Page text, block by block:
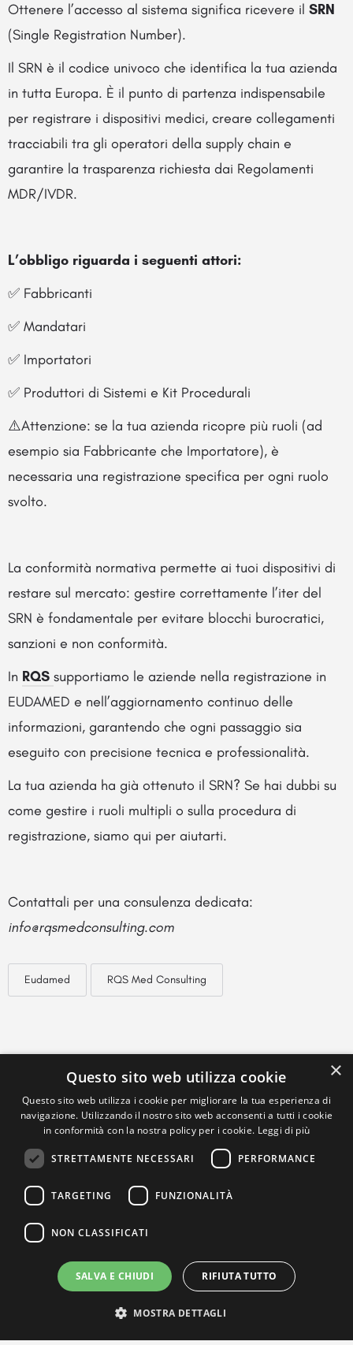
Ottenere l’accesso al sistema significa ricevere il SRN
(Single Registration Number).
Il SRN è il codice univoco che identifica la tua azienda
in tutta Europa. È il punto di partenza indispensabile
per registrare i dispositivi medici, creare collegamenti
tracciabili tra gli operatori della supply chain e
garantire la trasparenza richiesta dai Regolamenti
MDR/IVDR.
L’obbligo riguarda i seguenti attori:
✅ Fabbricanti
✅ Mandatari
✅ Importatori
✅ Produttori di Sistemi e Kit Procedurali
⚠️Attenzione: se la tua azienda ricopre più ruoli (ad
esempio sia Fabbricante che Importatore), è
necessaria una registrazione specifica per ogni ruolo
svolto.
La conformità normativa permette ai tuoi dispositivi di
restare sul mercato: gestire correttamente l’iter del
SRN è fondamentale per evitare blocchi burocratici,
sanzioni e non conformità.
In RQS supportiamo le aziende nella registrazione in
EUDAMED e nell’aggiornamento continuo delle
informazioni, garantendo che ogni passaggio sia
eseguito con precisione tecnica e professionalità.
La tua azienda ha già ottenuto il SRN? Se hai dubbi su
come gestire i ruoli multipli o sulla procedura di
registrazione, siamo qui per aiutarti.
Contattali per una consulenza dedicata:
info@rqsmedconsulting.com
Eudamed RQS Med Consulting
×
Questo sito web utilizza cookie
Questo sito web utilizza i cookie per migliorare la tua esperienza di
navigazione. Utilizzando il nostro sito web acconsenti a tutti i cookie
in conformità con la nostra policy per i cookie. Leggi di più
STRETTAMENTE NECESSARI PERFORMANCE
TARGETING FUNZIONALITÀ
NON CLASSIFICATI
SALVA E CHIUDI RIFIUTA TUTTO
MOSTRA DETTAGLI